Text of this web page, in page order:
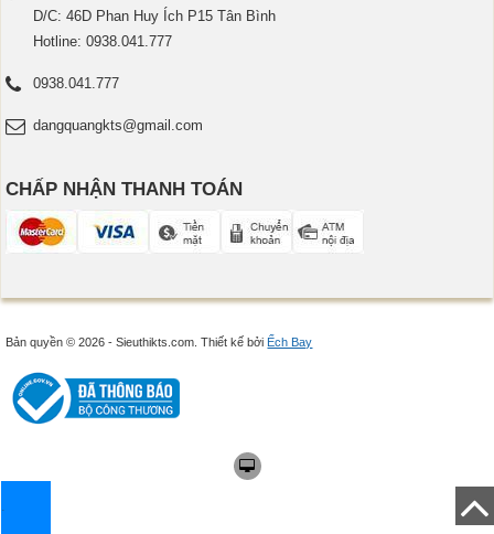
D/C: 46D Phan Huy Ích P15 Tân Bình
Hotline: 0938.041.777
0938.041.777
dangquangkts@gmail.com
CHẤP NHẬN THANH TOÁN
Bản quyền © 2026 - Sieuthikts.com.Thiết kế bởi Ếch Bay
.